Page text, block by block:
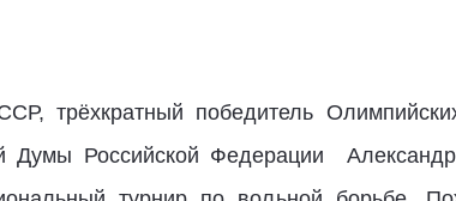
трёхкратный победитель
Думы Российской Федерации